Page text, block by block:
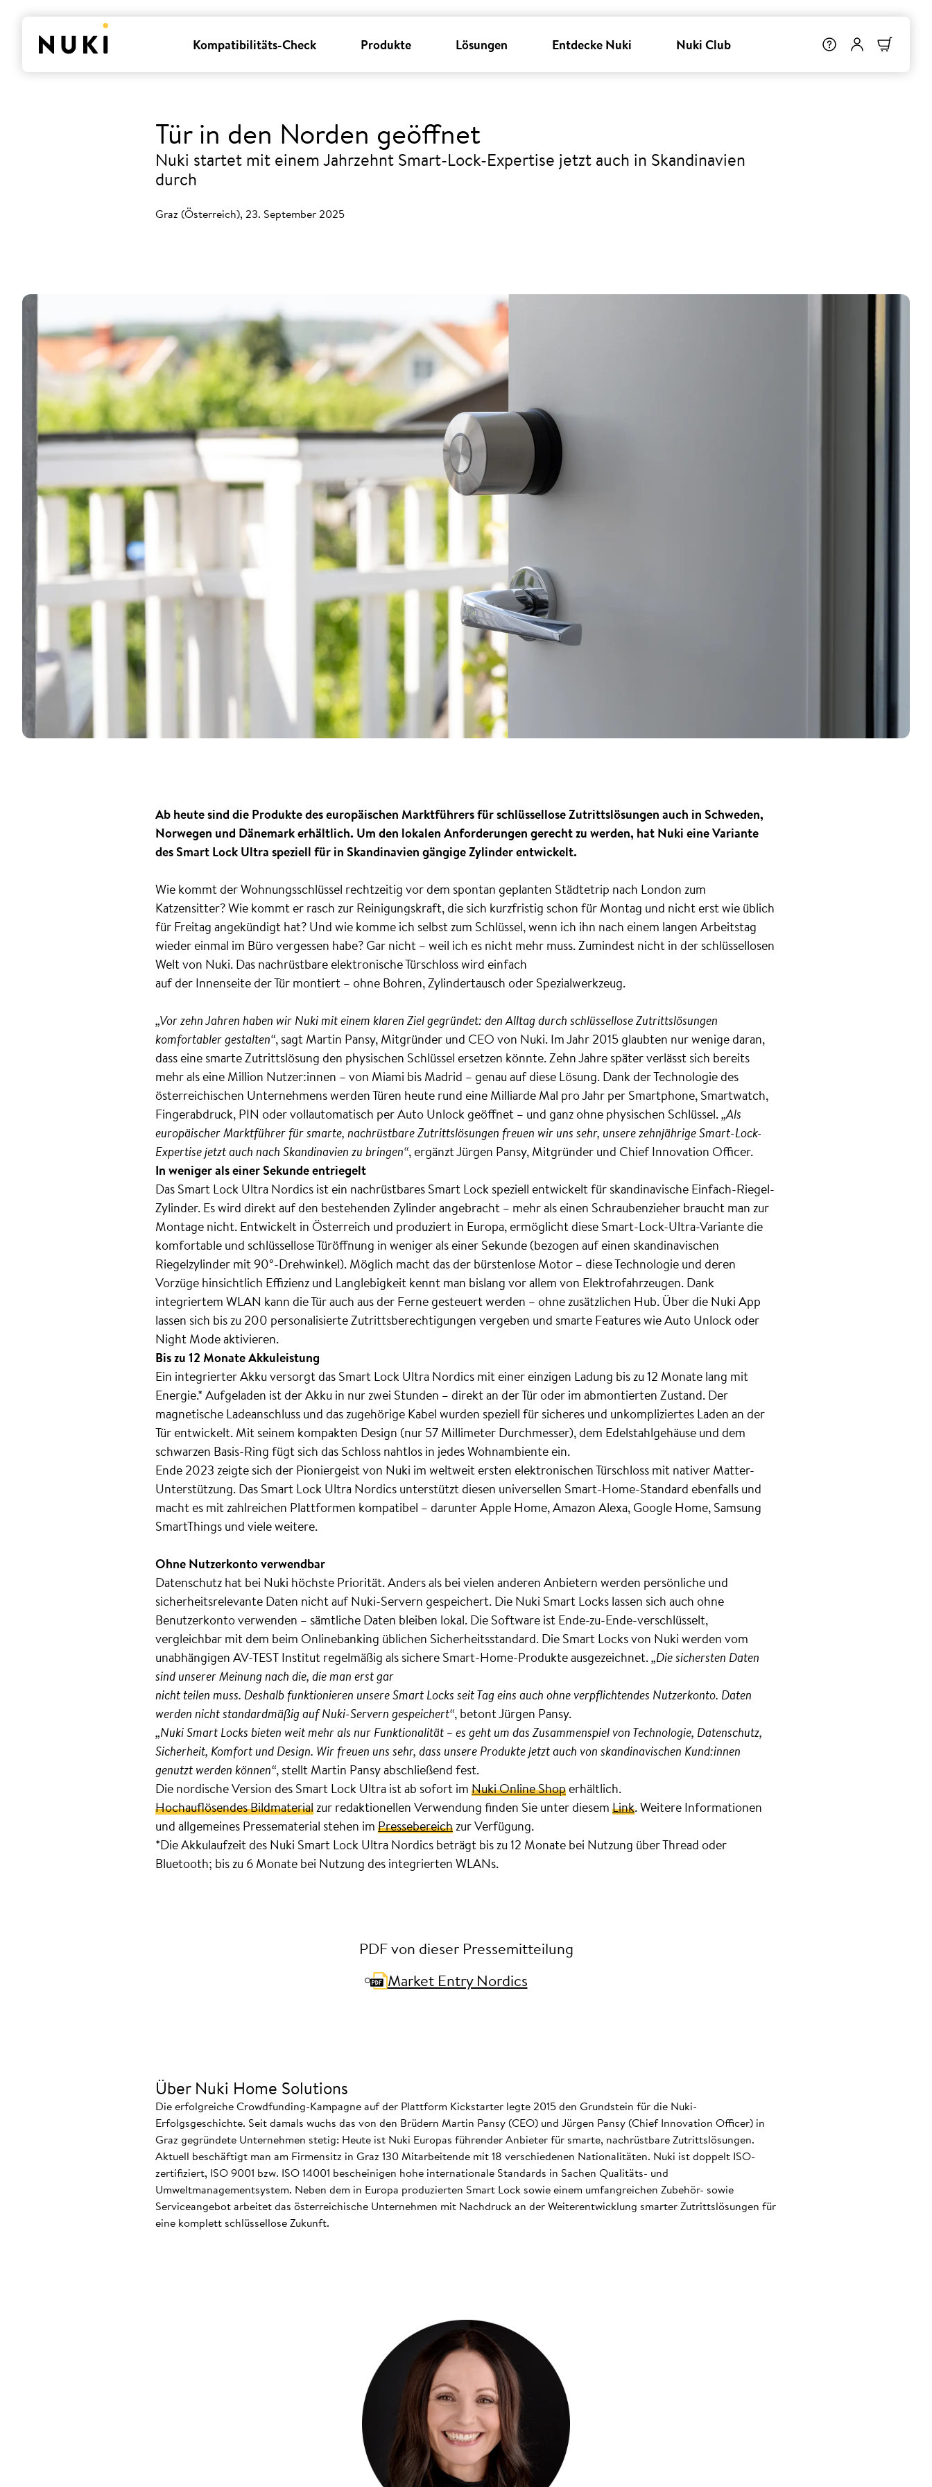
Kompatibilitäts-Check Produkte Lösungen Entdecke Nuki Nuki Club
Tür in den Norden geöffnet
Nuki startet mit einem Jahrzehnt Smart-Lock-Expertise jetzt auch in Skandinavien
durch
Graz (Österreich), 23. September 2025
Ab heute sind die Produkte des europäischen Marktführers für schlüssellose Zutrittslösungen auch in Schweden,
Norwegen und Dänemark erhältlich. Um den lokalen Anforderungen gerecht zu werden, hat Nuki eine Variante
des Smart Lock Ultra speziell für in Skandinavien gängige Zylinder entwickelt.
Wie kommt der Wohnungsschlüssel rechtzeitig vor dem spontan geplanten Städtetrip nach London zum
Katzensitter? Wie kommt er rasch zur Reinigungskraft, die sich kurzfristig schon für Montag und nicht erst wie üblich
für Freitag angekündigt hat? Und wie komme ich selbst zum Schlüssel, wenn ich ihn nach einem langen Arbeitstag
wieder einmal im Büro vergessen habe? Gar nicht – weil ich es nicht mehr muss. Zumindest nicht in der schlüssellosen
Welt von Nuki. Das nachrüstbare elektronische Türschloss wird einfach
auf der Innenseite der Tür montiert – ohne Bohren, Zylindertausch oder Spezialwerkzeug.
„Vor zehn Jahren haben wir Nuki mit einem klaren Ziel gegründet: den Alltag durch schlüssellose Zutrittslösungen
komfortabler gestalten“, sagt Martin Pansy, Mitgründer und CEO von Nuki. Im Jahr 2015 glaubten nur wenige daran,
dass eine smarte Zutrittslösung den physischen Schlüssel ersetzen könnte. Zehn Jahre später verlässt sich bereits
mehr als eine Million Nutzer:innen – von Miami bis Madrid – genau auf diese Lösung. Dank der Technologie des
österreichischen Unternehmens werden Türen heute rund eine Milliarde Mal pro Jahr per Smartphone, Smartwatch,
Fingerabdruck, PIN oder vollautomatisch per Auto Unlock geöffnet – und ganz ohne physischen Schlüssel.„Als
europäischer Marktführer für smarte, nachrüstbare Zutrittslösungen freuen wir uns sehr, unsere zehnjährige Smart-Lock-
Expertise jetzt auch nach Skandinavien zu bringen“, ergänzt Jürgen Pansy, Mitgründer und Chief Innovation Officer.
In weniger als einer Sekunde entriegelt
Das Smart Lock Ultra Nordics ist ein nachrüstbares Smart Lock speziell entwickelt für skandinavische Einfach-Riegel-
Zylinder. Es wird direkt auf den bestehenden Zylinder angebracht – mehr als einen Schraubenzieher braucht man zur
Montage nicht. Entwickelt in Österreich und produziert in Europa, ermöglicht diese Smart-Lock-Ultra-Variante die
komfortable und schlüssellose Türöffnung in weniger als einer Sekunde (bezogen auf einen skandinavischen
Riegelzylinder mit 90°-Drehwinkel). Möglich macht das der bürstenlose Motor – diese Technologie und deren
Vorzüge hinsichtlich Effizienz und Langlebigkeit kennt man bislang vor allem von Elektrofahrzeugen. Dank
integriertem WLAN kann die Tür auch aus der Ferne gesteuert werden – ohne zusätzlichen Hub. Über die Nuki App
lassen sich bis zu 200 personalisierte Zutrittsberechtigungen vergeben und smarte Features wie Auto Unlock oder
Night Mode aktivieren.
Bis zu 12 Monate Akkuleistung
Ein integrierter Akku versorgt das Smart Lock Ultra Nordics mit einer einzigen Ladung bis zu 12 Monate lang mit
Energie.* Aufgeladen ist der Akku in nur zwei Stunden – direkt an der Tür oder im abmontierten Zustand. Der
magnetische Ladeanschluss und das zugehörige Kabel wurden speziell für sicheres und unkompliziertes Laden an der
Tür entwickelt. Mit seinem kompakten Design (nur 57 Millimeter Durchmesser), dem Edelstahlgehäuse und dem
schwarzen Basis-Ring fügt sich das Schloss nahtlos in jedes Wohnambiente ein.
Ende 2023 zeigte sich der Pioniergeist von Nuki im weltweit ersten elektronischen Türschloss mit nativer Matter-
Unterstützung. Das Smart Lock Ultra Nordics unterstützt diesen universellen Smart-Home-Standard ebenfalls und
macht es mit zahlreichen Plattformen kompatibel – darunter Apple Home, Amazon Alexa, Google Home, Samsung
SmartThings und viele weitere.
Ohne Nutzerkonto verwendbar
Datenschutz hat bei Nuki höchste Priorität. Anders als bei vielen anderen Anbietern werden persönliche und
sicherheitsrelevante Daten nicht auf Nuki-Servern gespeichert. Die Nuki Smart Locks lassen sich auch ohne
Benutzerkonto verwenden – sämtliche Daten bleiben lokal. Die Software ist Ende-zu-Ende-verschlüsselt,
vergleichbar mit dem beim Onlinebanking üblichen Sicherheitsstandard. Die Smart Locks von Nuki werden vom
unabhängigen AV-TEST Institut regelmäßig als sichere Smart-Home-Produkte ausgezeichnet.„Die sichersten Daten
sind unserer Meinung nach die, die man erst gar
nicht teilen muss. Deshalb funktionieren unsere Smart Locks seit Tag eins auch ohne verpflichtendes Nutzerkonto. Daten
werden nicht standardmäßig auf Nuki-Servern gespeichert“, betont Jürgen Pansy.
„Nuki Smart Locks bieten weit mehr als nur Funktionalität – es geht um das Zusammenspiel von Technologie, Datenschutz,
Sicherheit, Komfort und Design. Wir freuen uns sehr, dass unsere Produkte jetzt auch von skandinavischen Kund:innen
genutzt werden können“, stellt Martin Pansy abschließend fest.
Die nordische Version des Smart Lock Ultra ist ab sofort imNuki Online Shoperhältlich.
Hochauflösendes Bildmaterialzur redaktionellen Verwendung finden Sie unter diesemLink. Weitere Informationen
und allgemeines Pressematerial stehen imPressebereichzur Verfügung.
*Die Akkulaufzeit des Nuki Smart Lock Ultra Nordics beträgt bis zu 12 Monate bei Nutzung über Thread oder
Bluetooth; bis zu 6 Monate bei Nutzung des integrierten WLANs.
PDF von dieser Pressemitteilung
Market Entry Nordics
Über Nuki Home Solutions
Die erfolgreiche Crowdfunding-Kampagne auf der Plattform Kickstarter legte 2015 den Grundstein für die Nuki-
Erfolgsgeschichte. Seit damals wuchs das von den Brüdern Martin Pansy (CEO) und Jürgen Pansy (Chief Innovation Officer) in
Graz gegründete Unternehmen stetig: Heute ist Nuki Europas führender Anbieter für smarte, nachrüstbare Zutrittslösungen.
Aktuell beschäftigt man am Firmensitz in Graz 130 Mitarbeitende mit 18 verschiedenen Nationalitäten. Nuki ist doppelt ISO-
zertifiziert, ISO 9001 bzw. ISO 14001 bescheinigen hohe internationale Standards in Sachen Qualitäts- und
Umweltmanagementsystem. Neben dem in Europa produzierten Smart Lock sowie einem umfangreichen Zubehör- sowie
Serviceangebot arbeitet das österreichische Unternehmen mit Nachdruck an der Weiterentwicklung smarter Zutrittslösungen für
eine komplett schlüssellose Zukunft.